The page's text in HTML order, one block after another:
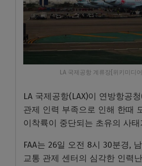
LA 국제공항 계류장[위키미디
LA 국제공항(LAX)이 연방항공
관제 인력 부족으로 인해 한때
이착륙이 중단되는 초유의 사
FAA는 26일 오전 8시 30분경,
교통 관제 센터의 심각한 인력